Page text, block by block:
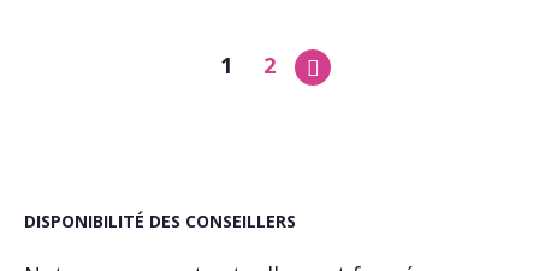
1 2
DISPONIBILITÉ DES CONSEILLERS